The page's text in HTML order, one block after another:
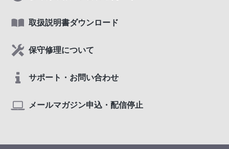
取扱説明書ダウンロード
保守修理について
サポート・お問い合わせ
メールマガジン申込・配信停止